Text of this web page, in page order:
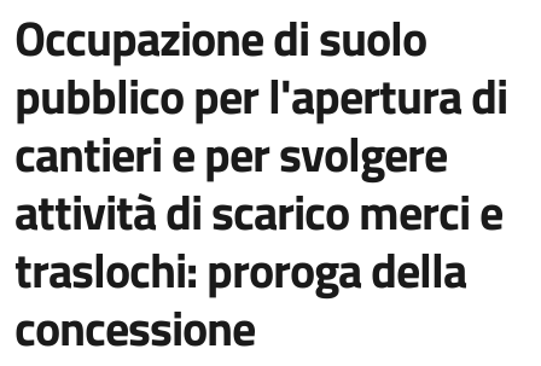
Occupazione di suolo
pubblico per l'apertura di
cantieri e per svolgere
attività di scarico merci e
traslochi: proroga della
concessione